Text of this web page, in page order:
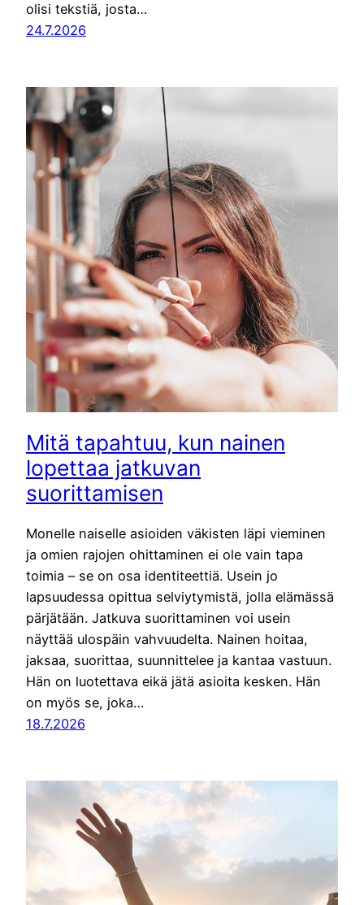
olisi tekstiä, josta…
24.7.2026
Mitä tapahtuu, kun nainen
lopettaa jatkuvan
suorittamisen
Monelle naiselle asioiden väkisten läpi vieminen
ja omien rajojen ohittaminen ei ole vain tapa
toimia – se on osa identiteettiä. Usein jo
lapsuudessa opittua selviytymistä, jolla elämässä
pärjätään. Jatkuva suorittaminen voi usein
näyttää ulospäin vahvuudelta. Nainen hoitaa,
jaksaa, suorittaa, suunnittelee ja kantaa vastuun.
Hän on luotettava eikä jätä asioita kesken. Hän
on myös se, joka…
18.7.2026